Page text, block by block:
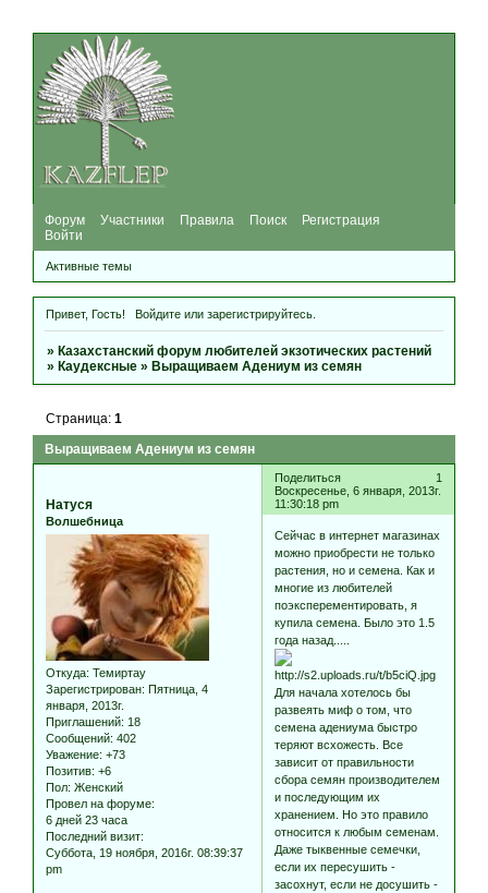
Форум Участники Правила Поиск
Регистрация
Войти
Активные темы
Привет, Гость! Войдитеили зарегистрируйтесь.
»Казахстанский форум любителей экзотических растений
»Каудексные »Выращиваем Адениум из семян
Выращиваем Адениум из семян
Страница:1
Поделиться
1
Воскресенье, 6 января, 2013г.
11:30:18 pm
Натуся
Волшебница
Откуда: Темиртау
Зарегистрирован: Пятница, 4
января, 2013г.
Приглашений: 18
Сообщений: 402
Уважение: +73
Позитив: +6
Пол: Женский
Провел на форуме:
6 дней 23 часа
Последний визит:
Суббота, 19 ноября, 2016г. 08:39:37
pm
Сейчас в интернет магазинах
можно приобрести не только
растения, но и семена. Как и
многие из любителей
поэксперементировать, я
купила семена. Было это 1.5
года назад.....
Для начала хотелось бы
развеять миф о том, что
семена адениума быстро
теряют всхожесть. Все
зависит от правильности
сбора семян производителем
и последующим их
хранением. Но это правило
относится к любым семенам.
Даже тыквенные семечки,
если их пересушить -
засохнут, если не досушить -